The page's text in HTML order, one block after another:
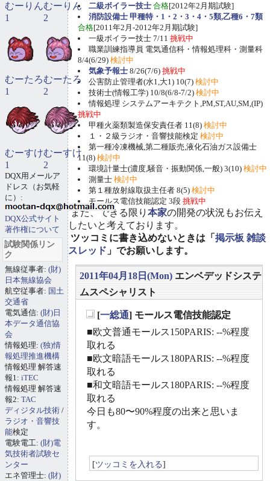
二級ボイラー技士 合格[2012年2月期試験]
消防設備士 甲種特・1・2・3・4・5類,乙種6・7類
合格[2011年2月-2012年2月期試験]
一級ボイラー技士 7/11 挑戦中
職業訓練指導員 電気通信科・情報処理科・測量科
8/4(6/29) 検討中
気象予報士 8/26(7/6) 挑戦中
公害防止管理者(水1,大1) 10(7) 検討中
技術士(情報工学) 10/8(6/8-7/2) 検討中
情報処理 システムアーキテクト,PM,ST,AU,SM,(IP)
挑戦中
甲種火薬類製造保安責任者 11(8) 検討中
１・２級ラジオ・音響技能検定 検討中
第一種冷凍機械,第二種販売,液化石油ガス設備士
11(8) 検討中
環境計量士(濃度,騒音・振動関係,一般) 3(10) 検討中
測量士 検討中
第１種放射線取扱主任者 8(5) 検討中
モールス電信技能認定 3段 挑戦中
また、できる限り 本家の開発の状況もお伝え
したいと考えております。
ツッコミに書き込めないときは「 掲示板 雑談
スレッド 」でお願いします。
2011年04月18日(Mon) エンベデッドシステ
ムスペシャリスト
[一総通] モールス電信技能認定
■欧文普通モールス150PARIS: --%程度
取れる
■欧文暗語モールス180PARIS: --%程度
取れる
■和文暗語モールス180PARIS: --%程度
取れる
今日も80〜90%程度の出来と思いま
す。
[ツッコミを入れる]
むーりん
1
むーりん
2
むーたろ
1
むーたろ
2
むーすけ
1
むーすけ
2
DQX用メールア
ドレス（お気軽
に）:
DQX公式サイト
著作権について
試験関係リン
ク
無線従事者: (財)
日本無線協会
航空従事者: 国土
交通省
電気通信: (財)日
本データ通信協
会
情報処理: (独)情
報処理推進機構
情報処理 解答速
報1: iTEC
情報処理 解答速
報2: TAC
ディジタル技術 /
ラジオ・音響技
能検定
電験電工: (財)電
気技術者試験セ
ンター
エネ管理士: (財)